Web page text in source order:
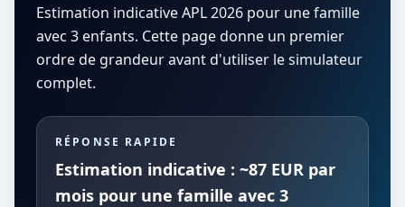
Estimation indicative APL 2026 pour une famille
avec 3 enfants. Cette page donne un premier
ordre de grandeur avant d'utiliser le simulateur
complet.
RÉPONSE RAPIDE
Estimation indicative : ~87 EUR par
mois pour une famille avec 3